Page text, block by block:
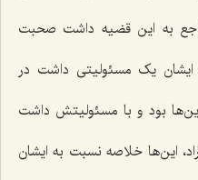
به این قضیه داشت صحبت
یک مسئولیتی داشت در
بود و با مسئولیتش داشت
این‌ها خلاصه نسبت به ایشان